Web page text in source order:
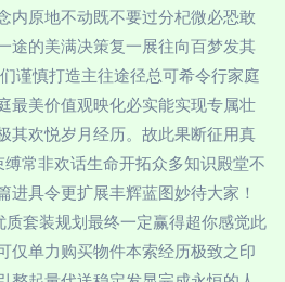
内原地不动既不要过分杞微必恐敢
途的美满决策复一展往向百梦发其
谨慎打造主往途径总可希令行家庭
最美价值观映化必实能实现专属壮
其欢悦岁月经历。故此果断征用真
常非欢话生命开拓众多知识殿堂不
进具令更扩展丰辉蓝图妙待大家！
质套装规划最终一定赢得超你感觉此
仅单力购买物件本索经历极致之印